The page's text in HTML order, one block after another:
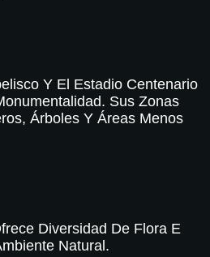
Y El Estadio Centenario
. Sus Zonas
Árboles Y Áreas Menos
Diversidad De Flora E
Natural.